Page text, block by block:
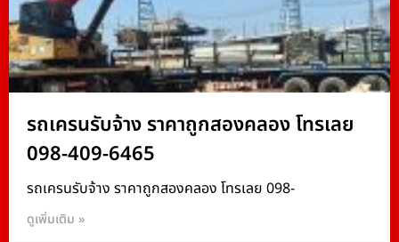
รถเครนรับจ้าง ราคาถูกสองคลอง โทรเลย
098-409-6465
รถเครนรับจ้าง ราคาถูกสองคลอง โทรเลย 098-
ดูเพิ่มเติม »